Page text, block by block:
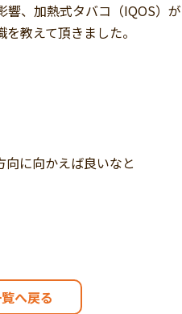
、加熱式タバコ（IQOS）が
教えて頂きました。
に向かえば良いなと
へ戻る